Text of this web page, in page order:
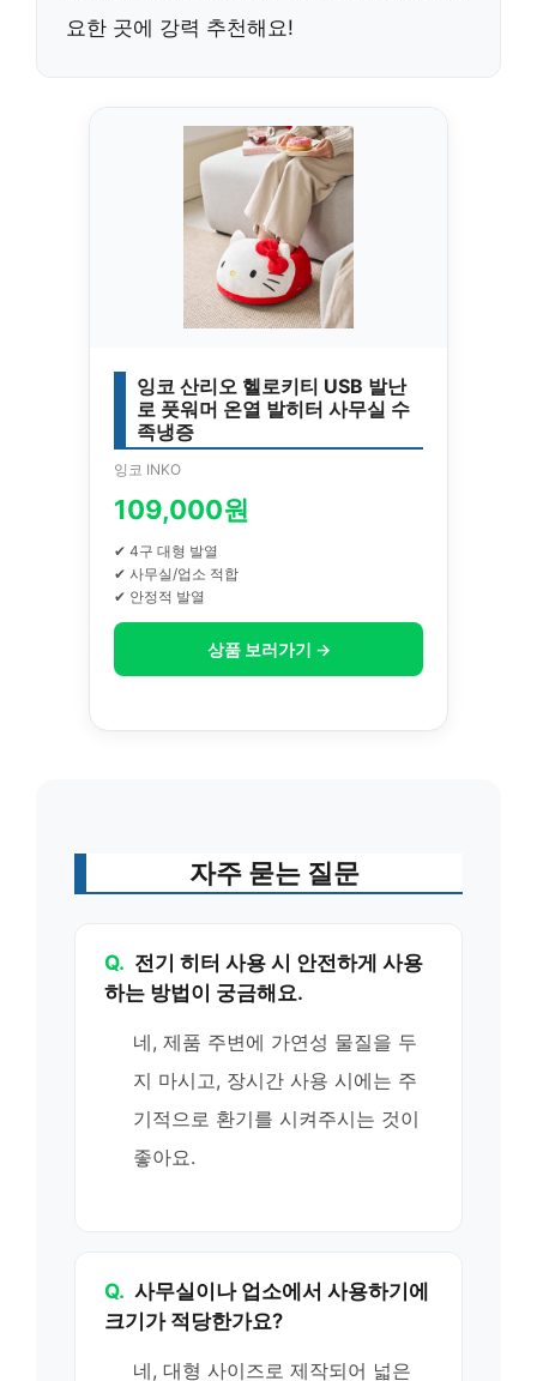
요한 곳에 강력 추천해요!
잉코 산리오 헬로키티 USB 발난
로 풋워머 온열 발히터 사무실 수
족냉증
잉코 INKO
109,000원
✔ 4구 대형 발열
✔ 사무실/업소 적합
✔ 안정적 발열
상품 보러가기 →
자주 묻는 질문
Q. 전기 히터 사용 시 안전하게 사용
하는 방법이 궁금해요.
네, 제품 주변에 가연성 물질을 두
지 마시고, 장시간 사용 시에는 주
기적으로 환기를 시켜주시는 것이
좋아요.
Q. 사무실이나 업소에서 사용하기에
크기가 적당한가요?
네, 대형 사이즈로 제작되어 넓은